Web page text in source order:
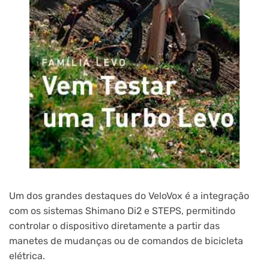
Um dos grandes destaques do VeloVox é a integração
com os sistemas Shimano Di2 e STEPS, permitindo
controlar o dispositivo diretamente a partir das
manetes de mudanças ou de comandos de bicicleta
elétrica.